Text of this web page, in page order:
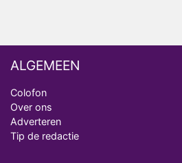
ALGEMEEN
Colofon
Over ons
Adverteren
Tip de redactie